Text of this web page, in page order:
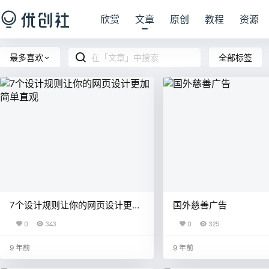
欣赏 文章 原创 教程 资源
最多喜欢 全部标签
7个设计规则让你的网页设计更加
0 343
9 年前
国外慈善广告
0 325
9 年前